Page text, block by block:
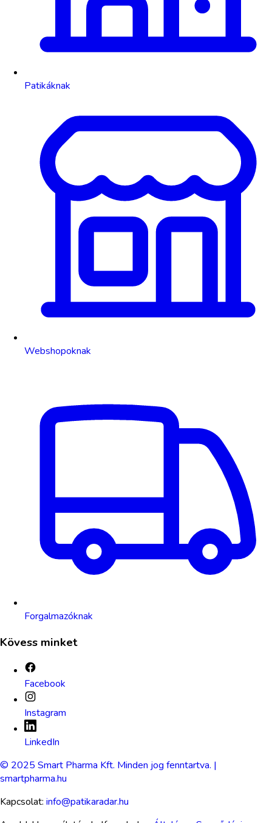
Patikáknak
Webshopoknak
Forgalmazóknak
Kövess minket
Facebook
Instagram
LinkedIn
© 2025 Smart Pharma Kft. Minden jog fenntartva. |
smartpharma.hu
Kapcsolat: info@patikaradar.hu